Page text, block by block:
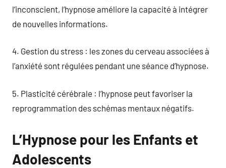
l’inconscient, l’hypnose améliore la capacité à intégrer
de nouvelles informations.
4. Gestion du stress : les zones du cerveau associées à
l’anxiété sont régulées pendant une séance d’hypnose.
5. Plasticité cérébrale : l’hypnose peut favoriser la
reprogrammation des schémas mentaux négatifs.
L’Hypnose pour les Enfants et
Adolescents